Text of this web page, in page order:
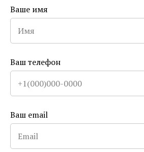
Ваше имя
Ваш телефон
Ваш email
Гриб рейши: полезные
применение и